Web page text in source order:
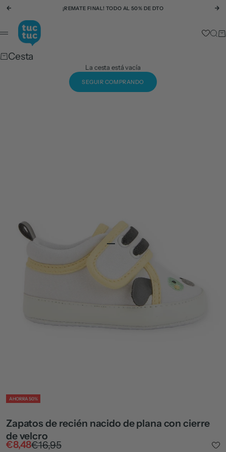
Ir al contenido
Anterior ¡REMATE FINAL! TODO AL 50% DE DTO
tuc tuc
Menú
Cesta
La cesta está vacía
SEGUIR COMPRANDO
Ir al artículo 1
Ir al artículo 2
AHORRA 50%
Zapatos de recién nacido de plana con cierre
de velcro
Precio de oferta
€8,48Precio normal
€16,95